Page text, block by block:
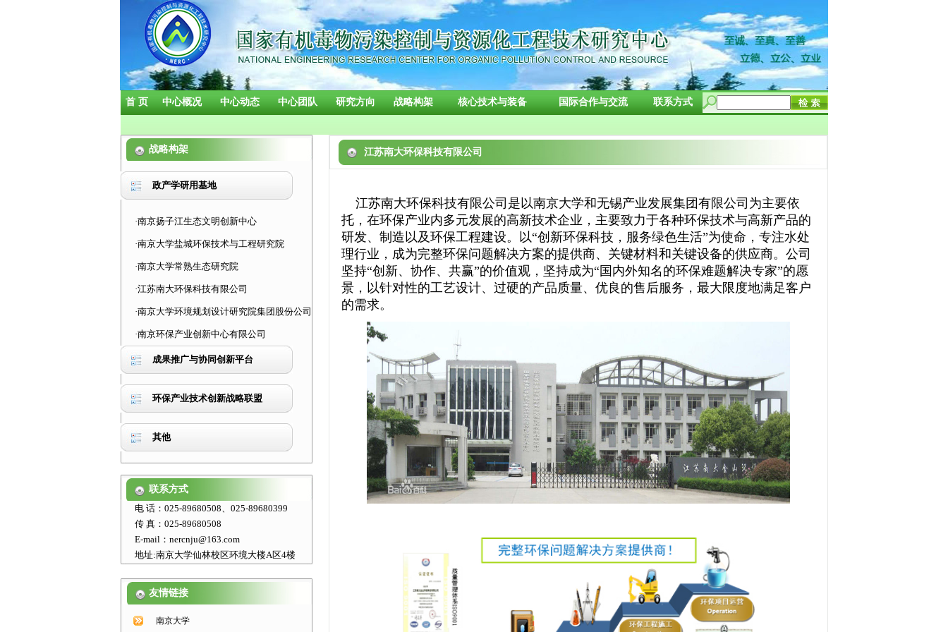
首 页 中心概况 中心动态 中心团队 研究方向 战略构架 核心技术与装备 国际合作与交流 联系方式
战略构架
政产学研用基地
·南京扬子江生态文明创新中心
·南京大学盐城环保技术与工程研究院
·南京大学常熟生态研究院
·江苏南大环保科技有限公司
·南京大学环境规划设计研究院集团股份公司
·南京环保产业创新中心有限公司
成果推广与协同创新平台
环保产业技术创新战略联盟
其他
联系方式
电 话：025-89680508、025-89680399
传 真：025-89680508
E-mail：nercnju@163.com
地址:南京大学仙林校区环境大楼A区4楼
友情链接
南京大学
江苏南大环保科技有限公司
江苏南大环保科技有限公司是以南京大学和无锡产业发展集团有限公司为主要依
托，在环保产业内多元发展的高新技术企业，主要致力于各种环保技术与高新产品的
研发、制造以及环保工程建设。以“创新环保科技，服务绿色生活”为使命，专注水处
理行业，成为完整环保问题解决方案的提供商、关键材料和关键设备的供应商。公司
坚持“创新、协作、共赢”的价值观，坚持成为“国内外知名的环保难题解决专家”的愿
景，以针对性的工艺设计、过硬的产品质量、优良的售后服务，最大限度地满足客户
的需求。